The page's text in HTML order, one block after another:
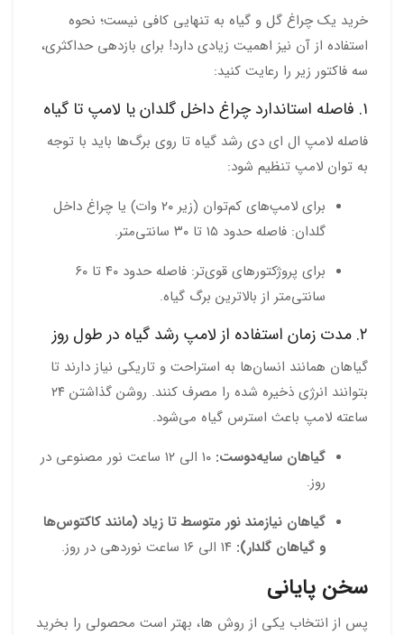
خرید یک چراغ گل و گیاه به تنهایی کافی نیست؛ نحوه
استفاده از آن نیز اهمیت زیادی دارد! برای بازدهی حداکثری،
سه فاکتور زیر را رعایت کنید:
۱. فاصله استاندارد چراغ داخل گلدان یا لامپ تا گیاه
فاصله لامپ ال ای دی رشد گیاه تا روی برگ‌ها باید با توجه
به توان لامپ تنظیم شود:
برای لامپ‌های کم‌توان (زیر ۲۰ وات) یا
چراغ داخل
گلدان: فاصله حدود ۱۵ تا ۳۰ سانتی‌متر.
برای پروژکتورهای قوی‌تر:
فاصله حدود ۴۰ تا ۶۰
سانتی‌متر از بالاترین برگ گیاه.
۲. مدت زمان استفاده از لامپ رشد گیاه در طول روز
گیاهان همانند انسان‌ها به استراحت و تاریکی نیاز دارند تا
بتوانند انرژی ذخیره شده را مصرف کنند.
روشن گذاشتن ۲۴
ساعته لامپ باعث استرس گیاه می‌شود.
گیاهان سایه‌دوست:
۱۰ الی ۱۲ ساعت نور مصنوعی در
روز.
گیاهان نیازمند نور متوسط تا زیاد (مانند کاکتوس‌ها
و گیاهان گلدار): ۱۴ الی ۱۶ ساعت نوردهی در روز.
سخن پایانی
پس از انتخاب یکی از روش ها، بهتر است محصولی را بخرید